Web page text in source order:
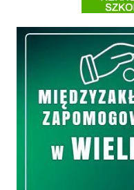
Międzyzakładowa Kasa